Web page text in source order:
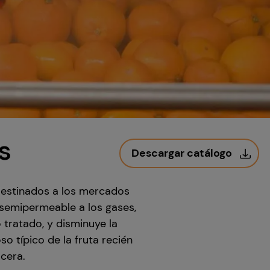
Descargar catálogo
a los mercados
a los gases,
y disminuye la
típico de la fruta recién